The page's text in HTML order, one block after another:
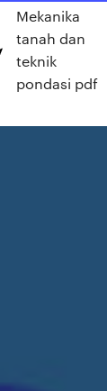
Mekanika
tanah dan
teknik
pondasi pdf